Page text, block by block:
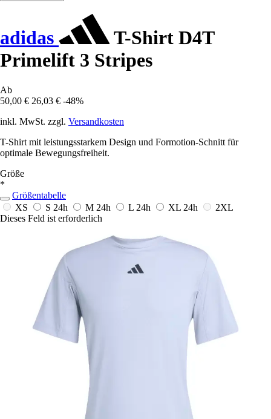
adidas
T-Shirt D4T
Primelift 3 Stripes
Ab
50,00 € 26,03 € -48%
inkl. MwSt. zzgl. Versandkosten
T-Shirt mit leistungsstarkem Design und Formotion-Schnitt für
optimale Bewegungsfreiheit.
Größe
*
Größentabelle
XS
S 24h M 24h L 24h XL 24h
2XL
Dieses Feld ist erforderlich